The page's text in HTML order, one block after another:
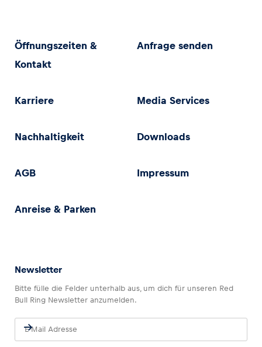
Öffnungszeiten &
Kontakt
Anfrage senden
Karriere Media Services
Nachhaltigkeit Downloads
AGB Impressum
Anreise & Parken
Newsletter
Bitte fülle die Felder unterhalb aus, um dich für unseren Red
Bull Ring Newsletter anzumelden.